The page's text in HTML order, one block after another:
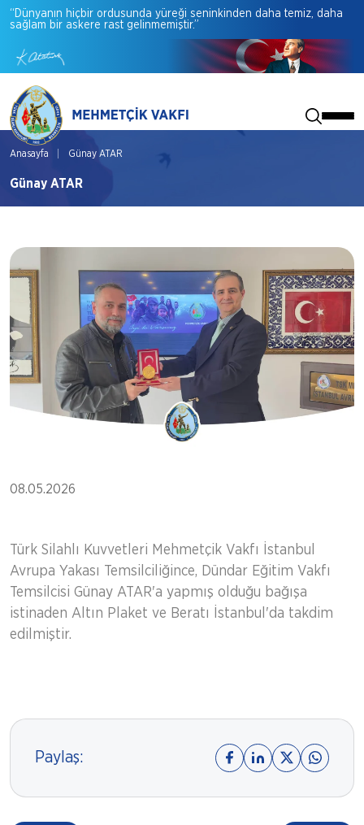
“Dünyanın hiçbir ordusunda yüreği seninkinden daha temiz, daha
sağlam bir askere rast gelinmemiştir.”
Anasayfa Günay ATAR
Günay ATAR
08.05.2026
Türk Silahlı Kuvvetleri Mehmetçik Vakfı İstanbul
Avrupa Yakası Temsilciliğince, Dündar Eğitim Vakfı
Temsilcisi Günay ATAR'a yapmış olduğu bağışa
istinaden Altın Plaket ve Beratı İstanbul'da takdim
edilmiştir.
Paylaş: